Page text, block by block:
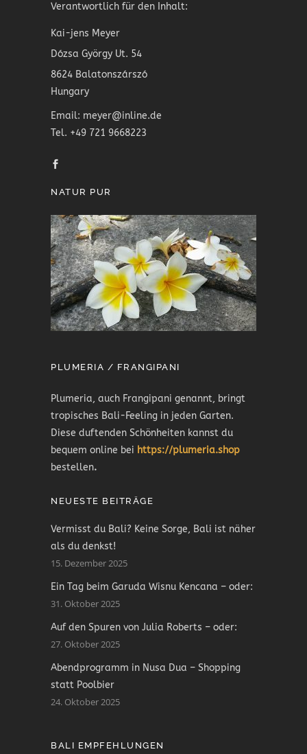
Verantwortlich für den Inhalt:
Kai-jens Meyer
Dózsa György Ut. 54
8624 Balatonszárszó
Hungary
Email: meyer@inline.de
Tel. +49 721 9668223
NATUR PUR
PLUMERIA / FRANGIPANI
Plumeria, auch Frangipani genannt, bringt
tropisches Bali-Feeling in jeden Garten.
Diese duftenden Schönheiten kannst du
bequem online bei https://plumeria.shop
bestellen.
NEUESTE BEITRÄGE
Vermisst du Bali? Keine Sorge, Bali ist näher
als du denkst!
15. Dezember 2025
Ein Tag beim Garuda Wisnu Kencana – oder:
31. Oktober 2025
Auf den Spuren von Julia Roberts – oder:
27. Oktober 2025
Abendprogramm in Nusa Dua – Shopping
statt Poolbier
24. Oktober 2025
BALI EMPFEHLUNGEN